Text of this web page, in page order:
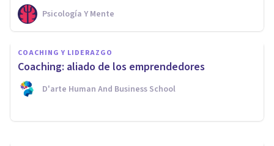
Psicología Y Mente
COACHING Y LIDERAZGO
Coaching: aliado de los emprendedores
D'arte Human And Business School
COACHING Y LIDERAZGO
Liderazgo y Coaching:
potencia tus habilidades para
liderar